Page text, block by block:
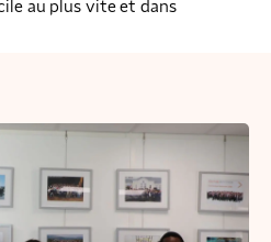
au plus vite et dans